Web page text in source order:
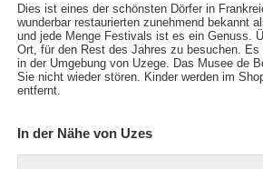
Dies ist eines der schönsten Dörfer in
wunderbar restaurierten zunehmend bekannt
und jede Menge Festivals ist es ein Genuss.
Ort, für den Rest des Jahres zu besuchen.
in der Umgebung von Uzege. Das Musee de
Sie nicht wieder stören. Kinder werden im
entfernt.
In der Nähe von Uzes